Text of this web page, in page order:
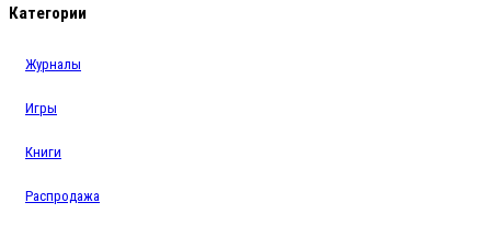
Категории
Журналы
Игры
Книги
Распродажа